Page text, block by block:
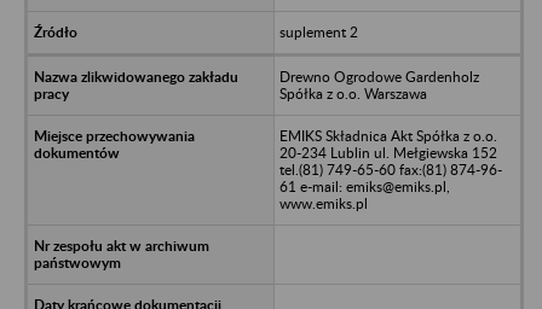
suplement 2
Drewno Ogrodowe Gardenholz
Spółka z o.o. Warszawa
EMIKS Składnica Akt Spółka z o.o.
20-234 Lublin ul. Mełgiewska 152
tel.(81) 749-65-60 fax:(81) 874-96-
61 e-mail: emiks@emiks.pl,
www.emiks.pl